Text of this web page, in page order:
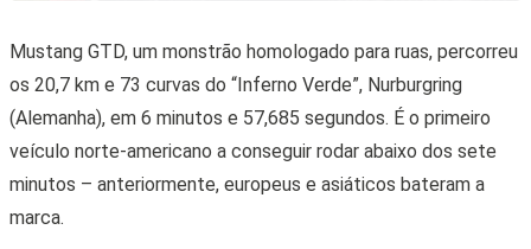
Mustang GTD, um monstrão homologado para ruas, percorreu
os 20,7 km e 73 curvas do “Inferno Verde”, Nurburgring
(Alemanha), em 6 minutos e 57,685 segundos. É o primeiro
veículo norte-americano a conseguir rodar abaixo dos sete
minutos – anteriormente, europeus e asiáticos bateram a
marca.